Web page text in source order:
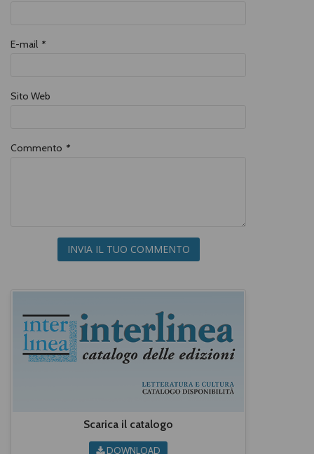
E-mail *
Sito Web
Commento *
INVIA IL TUO COMMENTO
Scarica il catalogo
DOWNLOAD